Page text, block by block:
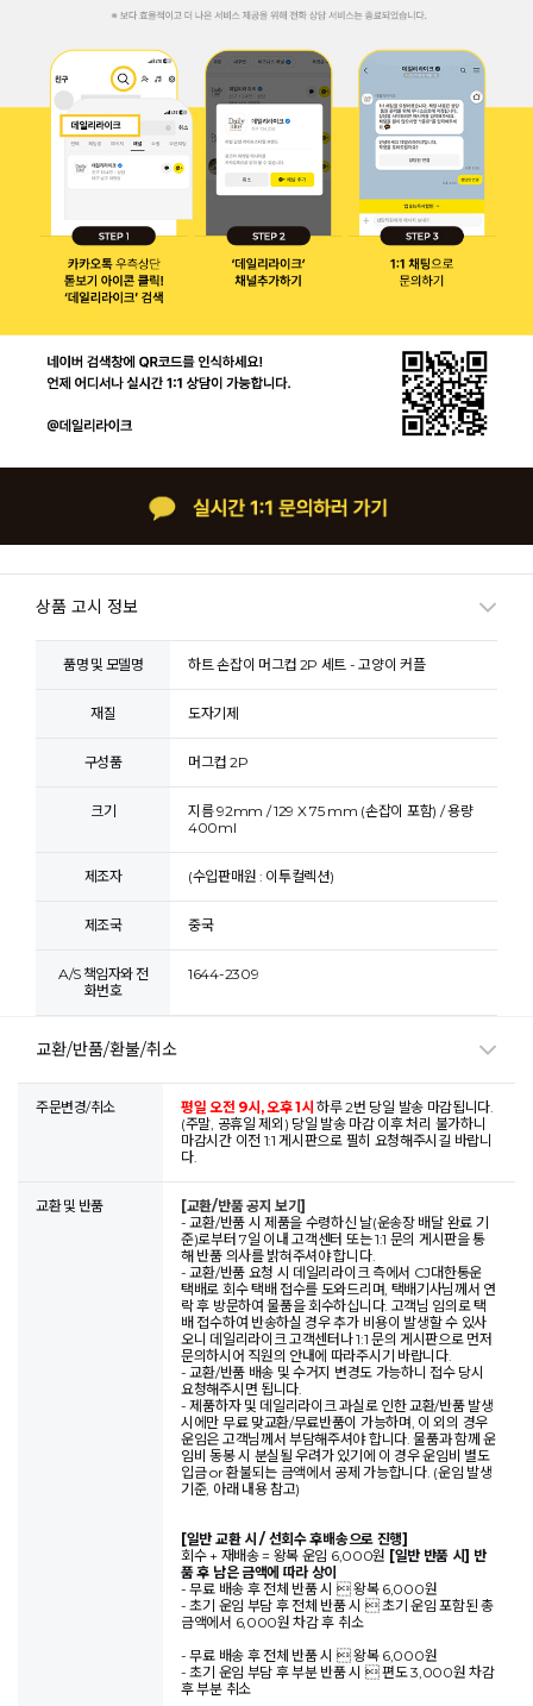
상품 고시 정보
품명 및 모델명 하트 손잡이 머그컵 2P 세트 - 고양이 커플
재질 도자기제
구성품 머그컵 2P
크기
지름 92mm / 129 X 75 mm (손잡이 포함) / 용량
400ml
제조자 (수입판매원 : 이투컬렉션)
제조국 중국
A/S 책임자와 전
화번호
1644-2309
교환/반품/환불/취소
주문변경/취소 평일 오전 9시, 오후 1시하루 2번 당일 발송 마감됩니다.
(주말, 공휴일 제외) 당일 발송 마감 이후 처리 불가하니
마감시간 이전 1:1 게시판으로 필히 요청해주시길 바랍니
다.
교환 및 반품
[교환/반품 공지 보기]
- 교환/반품 시 제품을 수령하신 날(운송장 배달 완료 기
준)로부터 7일 이내 고객센터 또는 1:1 문의 게시판을 통
해 반품 의사를 밝혀주셔야 합니다.
- 교환/반품 요청 시 데일리라이크 측에서 CJ대한통운
택배로 회수 택배 접수를 도와드리며, 택배기사님께서 연
락 후 방문하여 물품을 회수하십니다. 고객님 임의로 택
배 접수하여 반송하실 경우 추가 비용이 발생할 수 있사
오니 데일리라이크 고객센터나 1:1 문의 게시판으로 먼저
문의하시어 직원의 안내에 따라주시기 바랍니다.
- 교환/반품 배송 및 수거지 변경도 가능하니 접수 당시
요청해주시면 됩니다.
- 제품하자 및 데일리라이크 과실로 인한 교환/반품 발생
시에만 무료 맞교환/무료반품이 가능하며, 이 외의 경우
운임은 고객님께서 부담해주셔야 합니다. 물품과 함께 운
임비 동봉 시 분실될 우려가 있기에 이 경우 운임비 별도
입금 or 환불되는 금액에서 공제 가능합니다. (운임 발생
기준, 아래 내용 참고)
[일반 교환 시 / 선회수 후배송으로 진행]
회수 + 재배송 = 왕복 운임 6,000원 [일반 반품 시] 반
품 후 남은 금액에 따라 상이
- 무료 배송 후 전체 반품 시  왕복 6,000원
- 초기 운임 부담 후 전체 반품 시  초기 운임 포함된 총
금액에서 6,000원 차감 후 취소
- 무료 배송 후 전체 반품 시  왕복 6,000원
- 초기 운임 부담 후 부분 반품 시  편도 3,000원 차감
후 부분 취소